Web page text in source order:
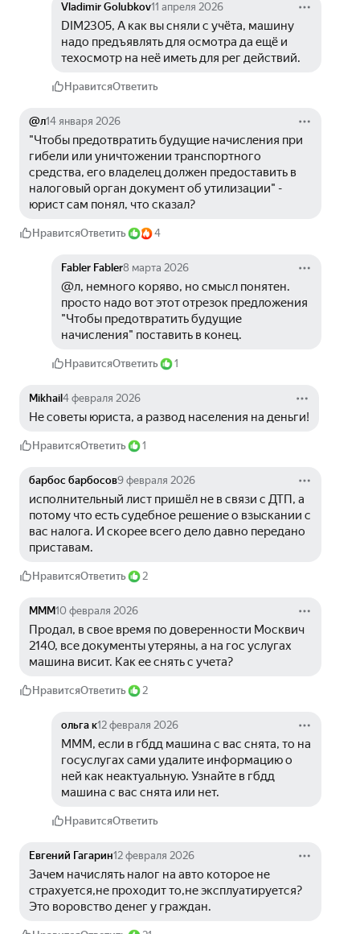
Vladimir Golubkov11 апреля 2026
DIM2305, А как вы сняли с учёта, машину
надо предъявлять для осмотра да ещё и
техосмотр на неё иметь для рег действий.
НравитсяОтветить
@л14 января 2026
"Чтобы предотвратить будущие начисления при
гибели или уничтожении транспортного
средства, его владелец должен предоставить в
налоговый орган документ об утилизации" -
юрист сам понял, что сказал?
НравитсяОтветить 4
Fabler Fabler8 марта 2026
@л, немного коряво, но смысл понятен.
просто надо вот этот отрезок предложения
"Чтобы предотвратить будущие
начисления" поставить в конец.
НравитсяОтветить 1
Mikhail 4 февраля 2026
Не советы юриста, а развод населения на деньги!
НравитсяОтветить 1
барбос барбосов9 февраля 2026
исполнительный лист пришёл не в связи с ДТП, а
потому что есть судебное решение о взыскании с
вас налога. И скорее всего дело давно передано
приставам.
НравитсяОтветить 2
МММ10 февраля 2026
Продал, в свое время по доверенности Москвич
2140, все документы утеряны, а на гос услугах
машина висит. Как ее снять с учета?
НравитсяОтветить 2
ольга к12 февраля 2026
МММ, если в гбдд машина с вас снята, то на
госуслугах сами удалите информацию о
ней как неактуальную. Узнайте в гбдд
машина с вас снята или нет.
НравитсяОтветить
Евгений Гагарин12 февраля 2026
Зачем начислять налог на авто которое не
страхуется,не проходит то,не эксплуатируется?
Это воровство денег у граждан.